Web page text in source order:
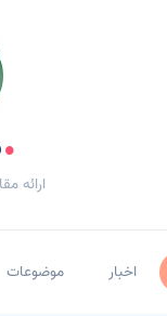
.
ارائه
اخبار موضوعات